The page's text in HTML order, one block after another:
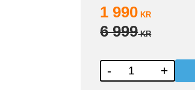
Nedsatt pris:
1 990 KR
Ordinarie
6 999KR
+
-